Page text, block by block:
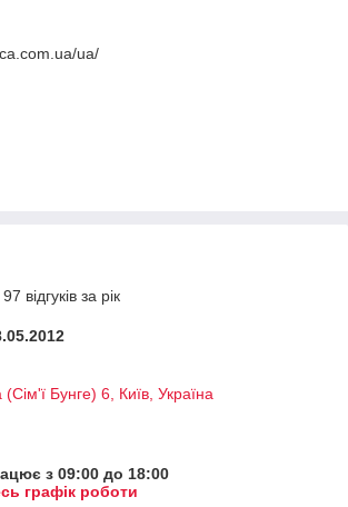
ua/
відгуків за рік
(Сім'ї Бунге) 6, Київ, Україна
з 09:00 до 18:00
графік роботи